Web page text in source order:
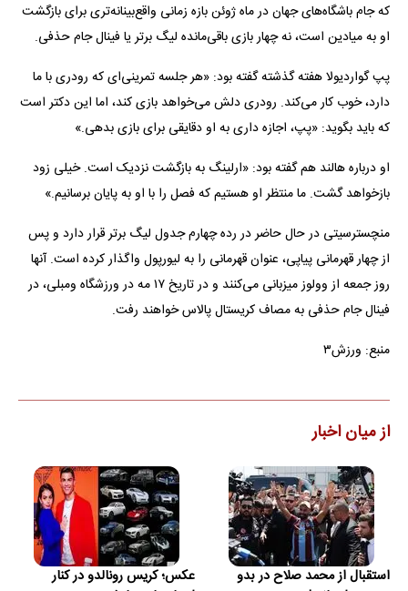
که جام باشگاه‌های جهان در ماه ژوئن بازه زمانی واقع‌بینانه‌تری برای بازگشت
او به میادین است، نه چهار بازی باقی‌مانده لیگ برتر یا فینال جام حذفی.
پپ گواردیولا هفته گذشته گفته بود: «هر جلسه تمرینی‌ای که رودری با ما
دارد، خوب کار می‌کند. رودری دلش می‌خواهد بازی کند، اما این دکتر است
که باید بگوید: «پپ، اجازه داری به او دقایقی برای بازی بدهی.»
او درباره هالند هم گفته بود: «ارلینگ به بازگشت نزدیک است. خیلی زود
بازخواهد گشت. ما منتظر او هستیم که فصل را با او به پایان برسانیم.»
منچسترسیتی در حال حاضر در رده چهارم جدول لیگ برتر قرار دارد و پس
از چهار قهرمانی پیاپی، عنوان قهرمانی را به لیورپول واگذار کرده است. آنها
روز جمعه از وولوز میزبانی می‌کنند و در تاریخ ۱۷ مه در ورزشگاه ومبلی، در
فینال جام حذفی به مصاف کریستال پالاس خواهند رفت.
منبع: ورزش۳
از میان اخبار
استقبال از محمد صلاح در بدو
عکس؛ کریس رونالدو در کنار